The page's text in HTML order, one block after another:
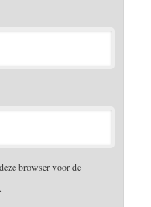
browser voor de